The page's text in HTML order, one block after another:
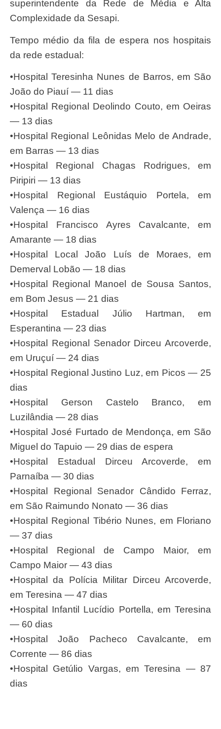
superintendente da Rede de Média e Alta
Complexidade da Sesapi.
Tempo médio da fila de espera nos hospitais
da rede estadual:
•Hospital Teresinha Nunes de Barros, em São
João do Piauí — 11 dias
•Hospital Regional Deolindo Couto, em Oeiras
— 13 dias
•Hospital Regional Leônidas Melo de Andrade,
em Barras — 13 dias
•Hospital Regional Chagas Rodrigues, em
Piripiri — 13 dias
•Hospital Regional Eustáquio Portela, em
Valença — 16 dias
•Hospital Francisco Ayres Cavalcante, em
Amarante — 18 dias
•Hospital Local João Luís de Moraes, em
Demerval Lobão — 18 dias
•Hospital Regional Manoel de Sousa Santos,
em Bom Jesus — 21 dias
•Hospital Estadual Júlio Hartman, em
Esperantina — 23 dias
•Hospital Regional Senador Dirceu Arcoverde,
em Uruçuí — 24 dias
•Hospital Regional Justino Luz, em Picos — 25
dias
•Hospital Gerson Castelo Branco, em
Luzilândia — 28 dias
•Hospital José Furtado de Mendonça, em São
Miguel do Tapuio — 29 dias de espera
•Hospital Estadual Dirceu Arcoverde, em
Parnaíba — 30 dias
•Hospital Regional Senador Cândido Ferraz,
em São Raimundo Nonato — 36 dias
•Hospital Regional Tibério Nunes, em Floriano
— 37 dias
•Hospital Regional de Campo Maior, em
Campo Maior — 43 dias
•Hospital da Polícia Militar Dirceu Arcoverde,
em Teresina — 47 dias
•Hospital Infantil Lucídio Portella, em Teresina
— 60 dias
•Hospital João Pacheco Cavalcante, em
Corrente — 86 dias
•Hospital Getúlio Vargas, em Teresina — 87
dias